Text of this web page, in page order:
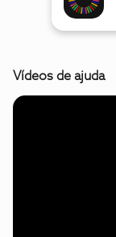
Vídeos de ajuda